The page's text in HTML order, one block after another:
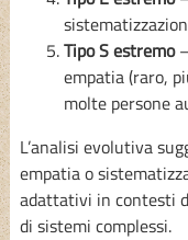
Tipo S estremo
empatia (raro,
molte persone
L’analisi evolutiva
empatia o
adattativi in contesti
di sistemi complessi.